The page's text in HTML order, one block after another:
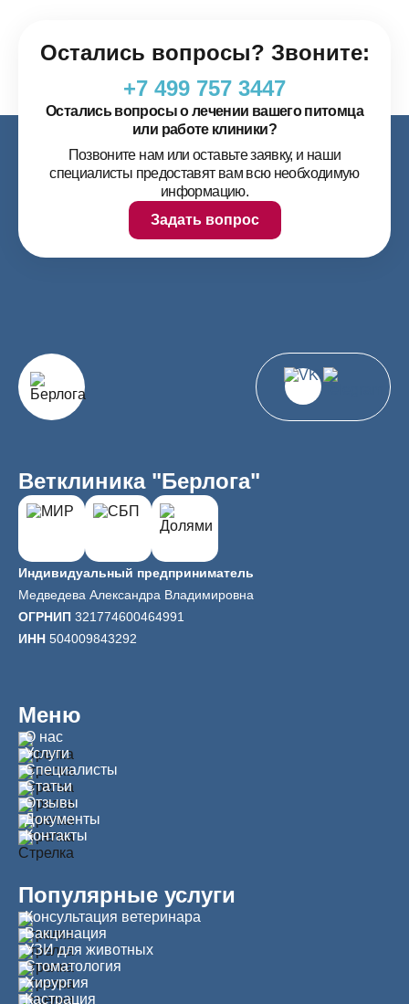
Остались вопросы? Звоните:
+7 499 757 3447
Остались вопросы о лечении вашего питомца
или работе клиники?
Позвоните нам или оставьте заявку, и наши
специалисты предоставят вам всю необходимую
информацию.
Задать вопрос
Ветклиника "Берлога"
Индивидуальный предприниматель
Медведева Александра Владимировна
ОГРНИП 321774600464991
ИНН 504009843292
Меню
О нас
Услуги
Специалисты
Статьи
Отзывы
Документы
Контакты
Популярные услуги
Консультация ветеринара
Вакцинация
УЗИ для животных
Стоматология
Хирургия
Кастрация